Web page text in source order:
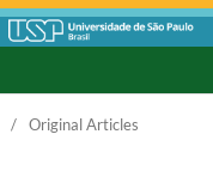
/ Original Articles